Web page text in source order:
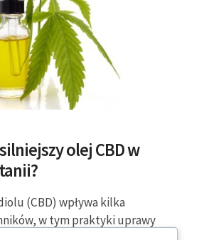
olej CBD w
(CBD) wpływa kilka
w tym praktyki uprawy